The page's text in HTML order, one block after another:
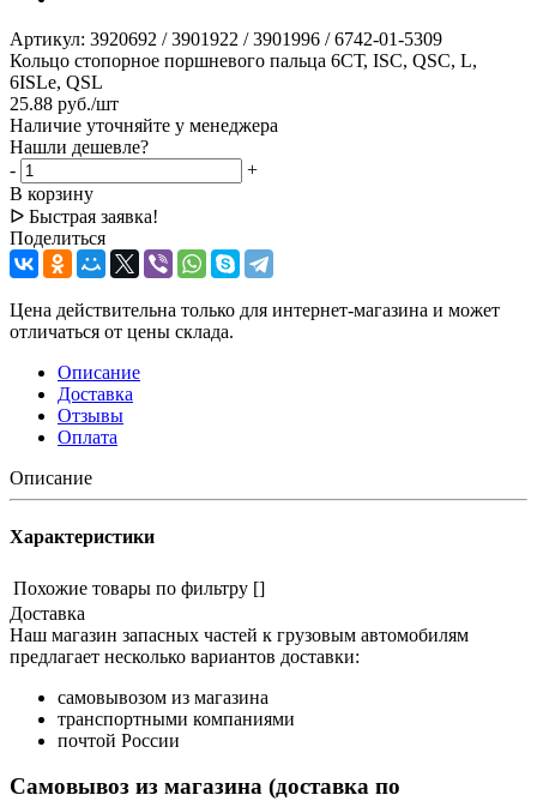
Артикул: 3920692 / 3901922 / 3901996 / 6742-01-5309
Кольцо стопорное поршневого пальца 6СТ, ISC, QSC, L,
6ISLе, QSL
25.88 руб./шт
Наличие уточняйте у менеджера
Нашли дешевле?
-
+
В корзину
ᐅ Быстрая заявка!
Поделиться
Цена действительна только для интернет-магазина и может
отличаться от цены склада.
Описание
Доставка
Отзывы
Оплата
Описание
Характеристики
Похожие товары по фильтру []
Доставка
Наш магазин запасных частей к грузовым автомобилям
предлагает несколько вариантов доставки:
самовывозом из магазина
транспортными компаниями
почтой России
Самовывоз из магазина (доставка по